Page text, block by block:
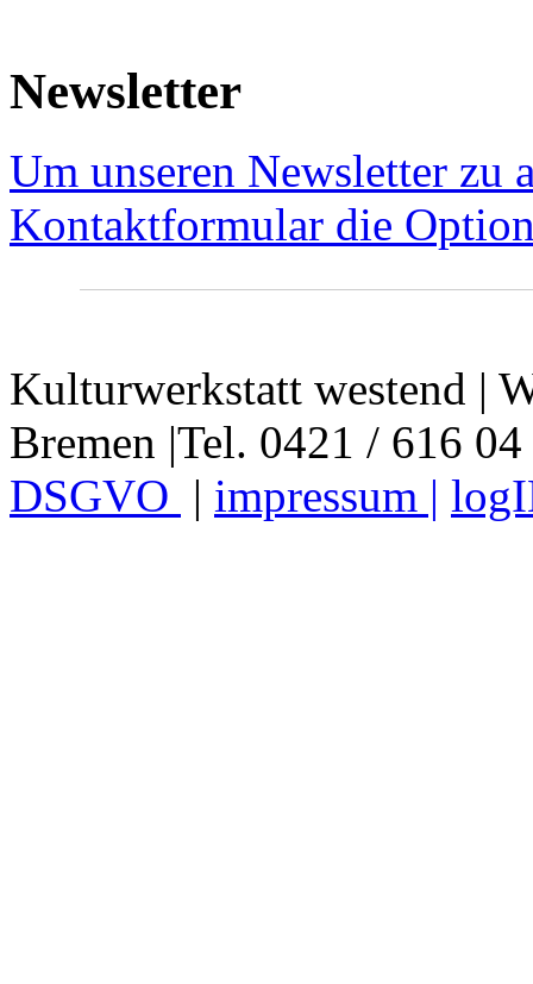
Newsletter
Um unseren Newsletter zu
Kontaktformular die
Kulturwerkstatt westend |
Bremen |Tel. 0421 / 616
DSGVO | impressum |